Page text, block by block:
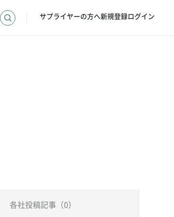
サプライヤーの方へ新規登録ログイン
各社投稿記事（0）